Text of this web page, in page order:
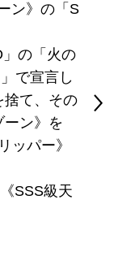
ン》の「S
」の「火の
で宣言し
捨て、その
ン》を
ッパー》
SSS級天